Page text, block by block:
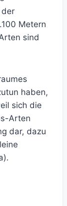
der
Metern
sind
haben,
sich die
Arten
dar, dazu